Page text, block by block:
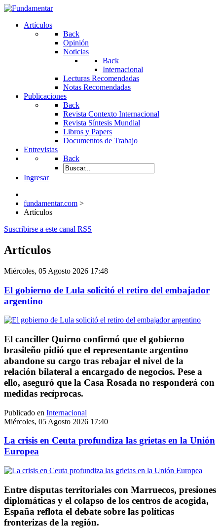
Artículos
Back
Opinión
Noticias
Back
Internacional
Lecturas Recomendadas
Notas Recomendadas
Publicaciones
Back
Revista Contexto Internacional
Revista Síntesis Mundial
Libros y Papers
Documentos de Trabajo
Entrevistas
Back
Ingresar
fundamentar.com >
Artículos
Suscribirse a este canal RSS
Artículos
Miércoles, 05 Agosto 2026 17:48
El gobierno de Lula solicitó el retiro del embajador
argentino
El canciller Quirno confirmó que el gobierno
brasileño pidió que el representante argentino
abandone su cargo tras rebajar el nivel de la
relación bilateral a encargado de negocios. Pese a
ello, aseguró que la Casa Rosada no responderá con
medidas recíprocas.
Publicado en Internacional
Miércoles, 05 Agosto 2026 17:40
La crisis en Ceuta profundiza las grietas en la Unión
Europea
Entre disputas territoriales con Marruecos, presiones
diplomáticas y el colapso de los centros de acogida,
España reflota el debate sobre las políticas
fronterizas de la región.